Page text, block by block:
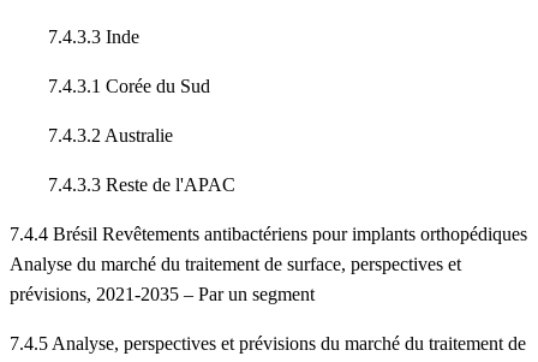
7.4.3.3 Inde
7.4.3.1 Corée du Sud
7.4.3.2 Australie
7.4.3.3 Reste de l'APAC
7.4.4 Brésil Revêtements antibactériens pour implants orthopédiques
Analyse du marché du traitement de surface, perspectives et
prévisions, 2021-2035 – Par un segment
7.4.5 Analyse, perspectives et prévisions du marché du traitement de